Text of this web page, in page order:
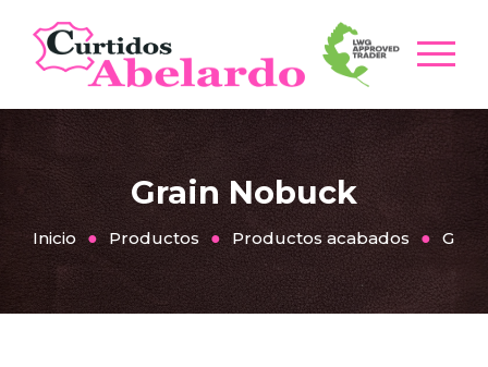
Grain Nobuck
Inicio Productos Productos acabados